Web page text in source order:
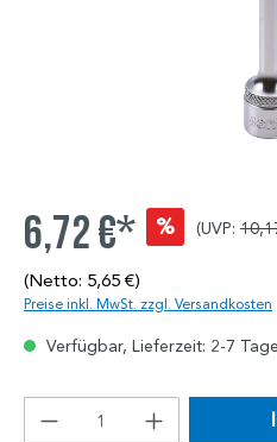
6,72 €* % (UVP:
(Netto: 5,65 €)
Preise inkl. MwSt. zzgl. Versandkosten
Verfügbar, Lieferzeit: 2-7 Tage